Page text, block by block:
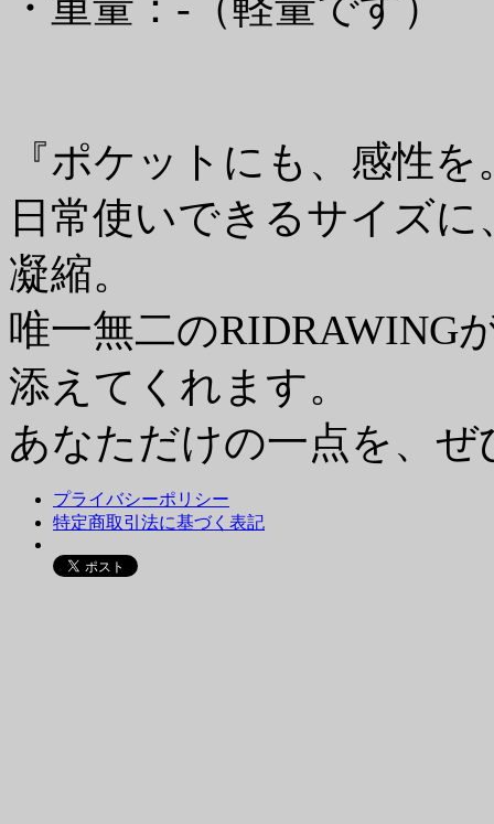
『ポケットにも、感性を
日常使いできるサイズ
凝縮。
唯一無二のRIDRAWING
添えてくれます。
あなただけの一点を、
プライバシーポリシー
特定商取引法に基づく表記